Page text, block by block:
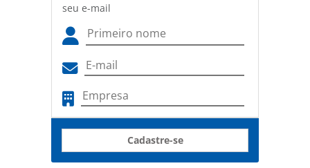
seu e-mail
Cadastre-se